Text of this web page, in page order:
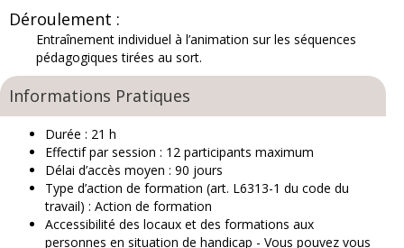
Déroulement :
Entraînement individuel à l’animation sur les séquences
pédagogiques tirées au sort.
Informations Pratiques
Durée : 21 h
Effectif par session : 12 participants maximum
Délai d’accès moyen : 90 jours
Type d’action de formation (art. L6313-1 du code du
travail) : Action de formation
Accessibilité des locaux et des formations aux
personnes en situation de handicap - Vous pouvez vous